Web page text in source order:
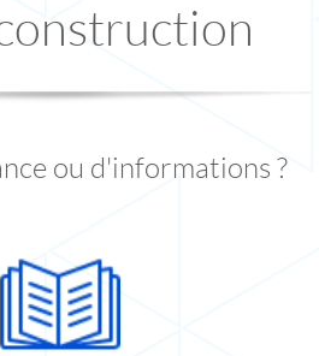
ou d'informations ?